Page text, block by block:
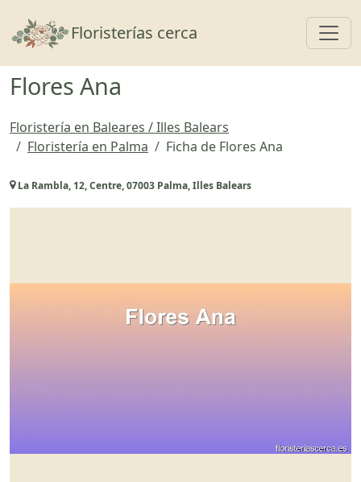
Floristerías cerca
Flores Ana
Floristería en Baleares / Illes Balears
Floristería en Palma
Ficha de Flores Ana
La Rambla, 12, Centre, 07003 Palma, Illes Balears